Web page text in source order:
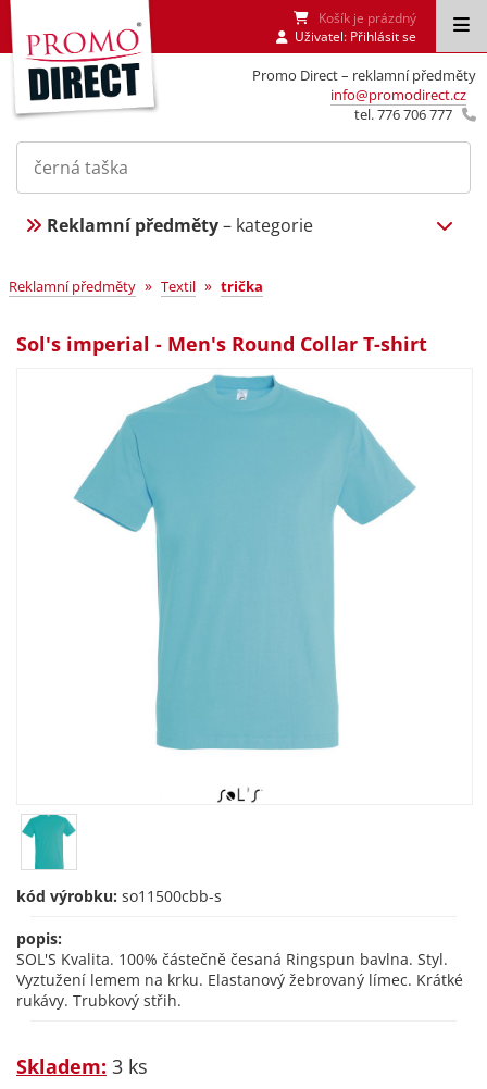
Promo Direct – reklamní předměty
info@promodirect.cz
tel. 776 706 777
Košík je prázdný
Uživatel: Přihlásit se
Reklamní předměty– kategorie
Reklamní předměty » Textil » trička
Sol's imperial - Men's Round Collar T-shirt
kód výrobku: so11500cbb-s
popis:
SOL'S Kvalita. 100% částečně česaná Ringspun bavlna. Styl.
Vyztužení lemem na krku. Elastanový žebrovaný límec. Krátké
rukávy. Trubkový střih.
Skladem: 3 ks